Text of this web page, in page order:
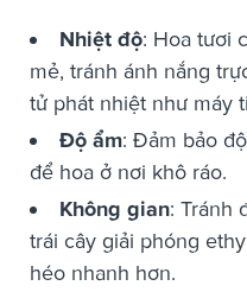
Nhiệt độ: Hoa tươi
mẻ, tránh ánh nắng
tử phát nhiệt như máy
Độ ẩm: Đảm bảo
để hoa ở nơi khô ráo.
Không gian: Tránh
trái cây giải phóng
héo nhanh hơn.